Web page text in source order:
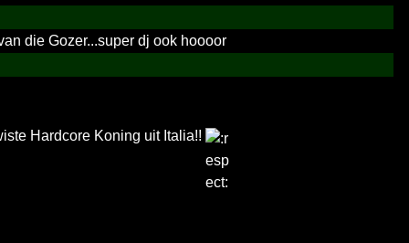
die Gozer...super dj ook hoooor
Hardcore Koning uit Italia!!